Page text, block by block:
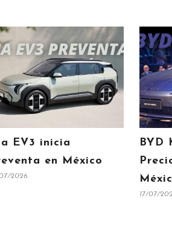
EV3 inicia
en México
2026
BYD
17/07/